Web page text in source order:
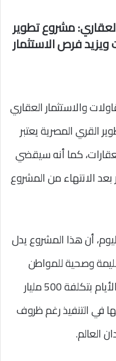
مشروع تطوير
فرص الاستثمار
والاستثمار العقاري
القري المصرية يعتبر
كما أنه سيقضي
الانتهاء من المشروع
أن هذا المشروع يدل
وصحية للمواطن
المصري، وان البدء فيه خلال هذه الأيام بتكلفة 500 مليار
في التنفيذ رغم ظروف
العالم.